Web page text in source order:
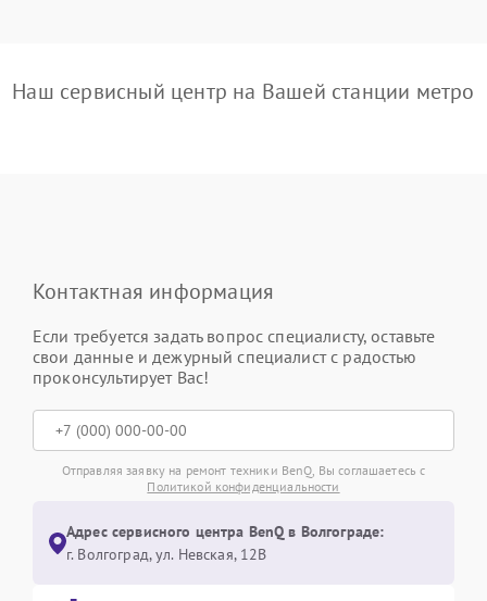
Наш сервисный центр на Вашей станции метро
Контактная информация
Если требуется задать вопрос специалисту, оставьте
свои данные и дежурный специалист с радостью
проконсультирует Вас!
Отправляя заявку на ремонт техники BenQ, Вы соглашаетесь с
Политикой конфиденциальности
Адрес сервисного центра BenQ в Волгограде:
г. Волгоград, ул. Невская, 12В